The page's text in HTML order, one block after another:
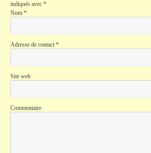
indiqués avec *
Nom *
Adresse de contact *
Site web
Commentaire